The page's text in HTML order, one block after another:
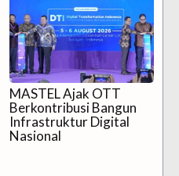
MASTEL Ajak OTT
Berkontribusi Bangun
Infrastruktur Digital
Nasional